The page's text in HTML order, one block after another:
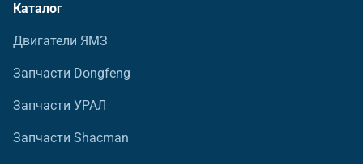
Каталог
Двигатели ЯМЗ
Запчасти Dongfeng
Запчасти УРАЛ
Запчасти Shacman